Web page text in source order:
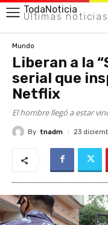
TodaNoticia
Últimas noticias
Mundo
Liberan a la
serial que
Netflix
El hombre llegó a estar
By tnadm 23